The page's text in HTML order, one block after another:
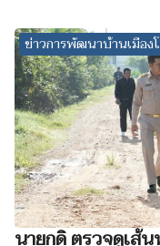
ข่าวการพัฒนาบ้านเมือง
นายกดิ ตรวจดูเส้